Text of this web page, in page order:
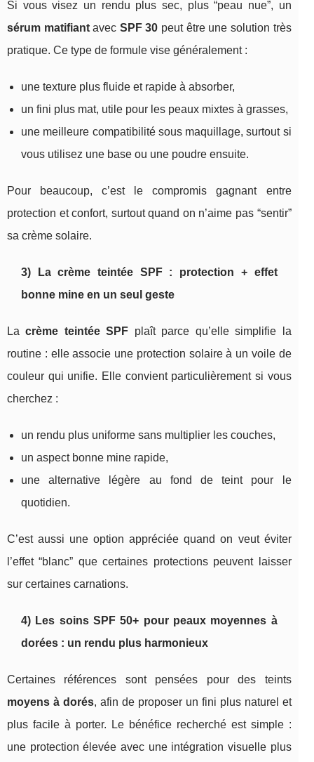
Si vous visez un rendu plus sec, plus “peau nue”, un
sérum matifiantavec SPF 30 peut être une solution très
pratique. Ce type de formule vise généralement :
une texture plus fluide et rapide à absorber,
un fini plus mat, utile pour les peaux mixtes à grasses,
une meilleure compatibilité sous maquillage, surtout si
vous utilisez une base ou une poudre ensuite.
Pour beaucoup, c’est le compromis gagnant entre
protection et confort, surtout quand on n’aime pas “sentir”
sa crème solaire.
3) La crème teintée SPF : protection + effet
bonne mine en un seul geste
Lacrème teintée SPF plaît parce qu’elle simplifie la
routine : elle associe une protection solaire à un voile de
couleur qui unifie. Elle convient particulièrement si vous
cherchez :
un rendu plus uniforme sans multiplier les couches,
un aspect bonne mine rapide,
une alternative légère au fond de teint pour le
quotidien.
C’est aussi une option appréciée quand on veut éviter
l’effet “blanc” que certaines protections peuvent laisser
sur certaines carnations.
4) Les soins SPF 50+ pour peaux moyennes à
dorées : un rendu plus harmonieux
Certaines références sont pensées pour des teints
moyens à dorés, afin de proposer un fini plus naturel et
plus facile à porter. Le bénéfice recherché est simple :
une protection élevée avec une intégration visuelle plus